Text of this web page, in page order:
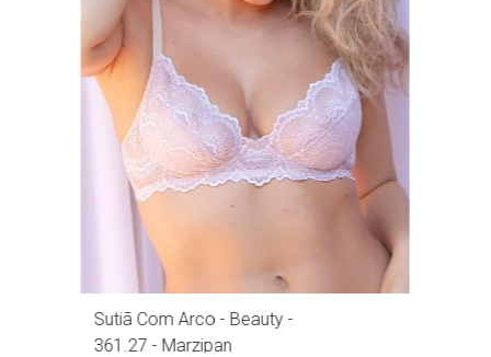
Sutiã Com Arco - Beauty -
361.27 - Marzipan